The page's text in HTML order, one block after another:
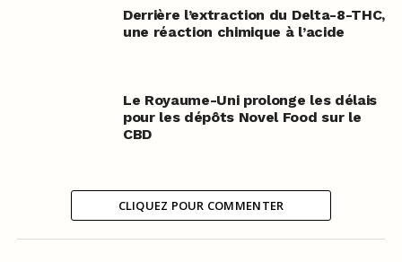
Derrière l’extraction du Delta-8-THC,
une réaction chimique à l’acide
Le Royaume-Uni prolonge les délais
pour les dépôts Novel Food sur le
CBD
CLIQUEZ POUR COMMENTER